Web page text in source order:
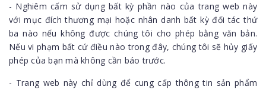
- Nghiêm cấm sử dụng bất kỳ phần nào của trang web này
với mục đích thương mại hoặc nhân danh bất kỳ đối tác thứ
ba nào nếu không được chúng tôi cho phép bằng văn bản.
Nếu vi phạm bất cứ điều nào trong đây, chúng tôi sẽ hủy giấy
phép của bạn mà không cần báo trước.
- Trang web này chỉ dùng để cung cấp thông tin sản phẩm